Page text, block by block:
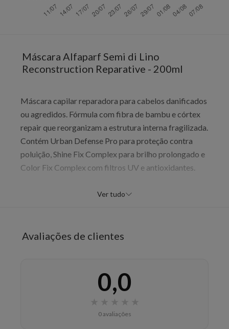
Máscara Alfaparf Semi di Lino
Reconstruction Reparative - 200ml
Máscara capilar reparadora para cabelos danificados
ou agredidos. Fórmula com fibra de bambu e córtex
repair que reorganizam a estrutura interna fragilizada.
Contém Urban Defense Pro para proteção contra
poluição, Shine Fix Complex para brilho prolongado e
Color Fix Complex com filtros UV e antioxidantes.
Brilho intenso 24 horas
Aplicar a máscara nos cabelos úmidos após lavar com
até as pontas. Deixar agir de 5 a 10 minutos e
Ver tudo
Avaliações de clientes
0,0
0 avaliações